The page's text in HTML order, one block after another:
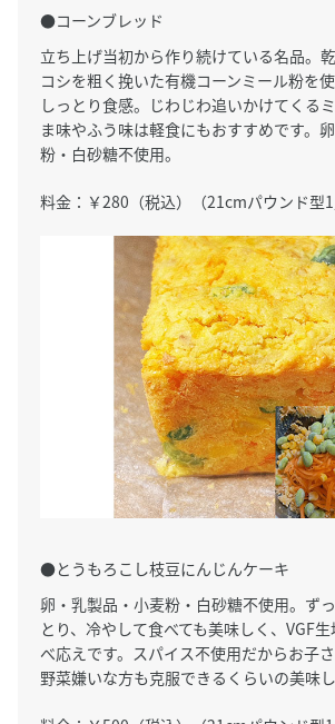
●コーンブレッド
立ち上げ当初から作り続けている名品。
コシを粗く挽いた有機コーンミール粉を
しっとり食感。じわじわ追いかけてくる
ま味やふう味は軽食にもおすすめです。
粉・白砂糖不使用。
料金：￥280（税込）（21cmパウンド型1
●とうもろこし枝豆にんじんケーキ
卵・乳製品・小麦粉・白砂糖不使用。ず
とり、冷やして食べても美味しく、VGF
べ応えです。スパイス不使用だからお子さ
野菜嫌いな方も克服できるくらいの美味し